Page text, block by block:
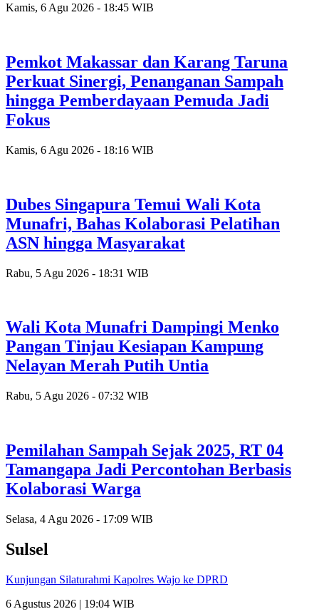
Kamis, 6 Agu 2026 - 18:45 WIB
Pemkot Makassar dan Karang Taruna
Perkuat Sinergi, Penanganan Sampah
hingga Pemberdayaan Pemuda Jadi
Fokus
Kamis, 6 Agu 2026 - 18:16 WIB
Dubes Singapura Temui Wali Kota
Munafri, Bahas Kolaborasi Pelatihan
ASN hingga Masyarakat
Rabu, 5 Agu 2026 - 18:31 WIB
Wali Kota Munafri Dampingi Menko
Pangan Tinjau Kesiapan Kampung
Nelayan Merah Putih Untia
Rabu, 5 Agu 2026 - 07:32 WIB
Pemilahan Sampah Sejak 2025, RT 04
Tamangapa Jadi Percontohan Berbasis
Kolaborasi Warga
Selasa, 4 Agu 2026 - 17:09 WIB
Sulsel
Kunjungan Silaturahmi Kapolres Wajo ke DPRD
6 Agustus 2026 | 19:04 WIB